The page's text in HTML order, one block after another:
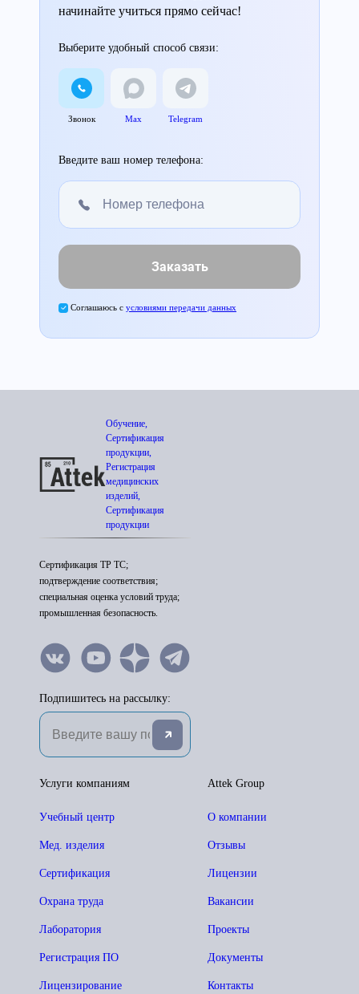
начинайте учиться прямо сейчас!
Выберите удобный способ связи:
Звонок Max Telegram
Введите ваш номер телефона:
Заказать
Соглашаюсь с условиями передачи данных
Обучение,
Сертификация
продукции,
Регистрация
медицинских
изделий,
Сертификация
продукции
Сертификация ТР ТС;
подтверждение соответствия;
специальная оценка условий труда;
промышленная безопасность.
Подпишитесь на рассылку:
Attek Group
О компании
Отзывы
Лицензии
Вакансии
Проекты
Документы
Контакты
Услуги компаниям
Учебный центр
Мед. изделия
Сертификация
Охрана труда
Лаборатория
Регистрация ПО
Лицензирование